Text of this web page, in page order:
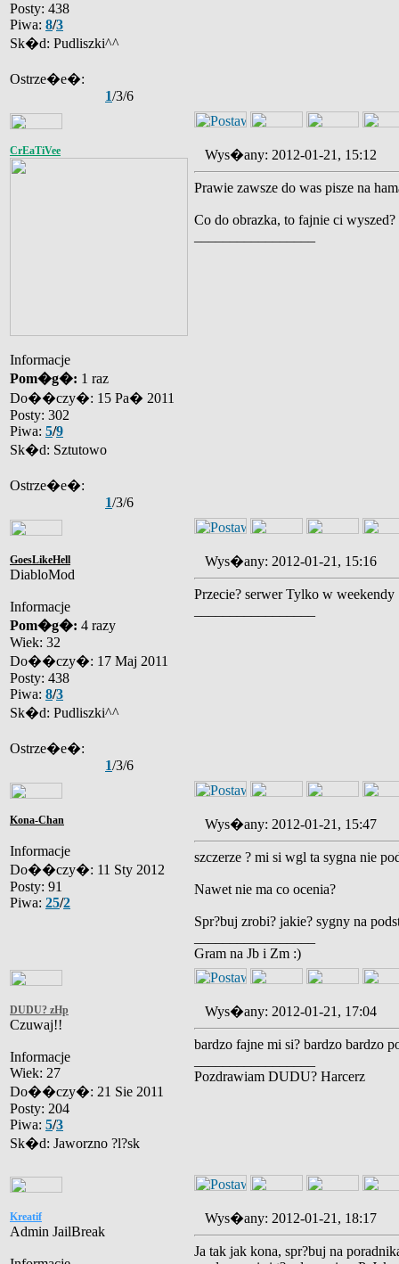
Posty: 438
Piwa: 8/3
Sk�d: Pudliszki^^
Ostrze�e�:
1/3/6
CrEaTiVee
Informacje
Pom�g�: 1 raz
Do��czy�: 15 Pa� 2011
Posty: 302
Piwa: 5/9
Sk�d: Sztutowo
Ostrze�e�:
1/3/6
Wys�any: 2012-01-21, 15:12
Prawie zawsze do was pisze na
Co do obrazka, to fajnie ci wyszed?
GoesLikeHell
DiabloMod
Informacje
Pom�g�: 4 razy
Wiek: 32
Do��czy�: 17 Maj 2011
Posty: 438
Piwa: 8/3
Sk�d: Pudliszki^^
Ostrze�e�:
1/3/6
Wys�any: 2012-01-21, 15:16
Przecie? serwer Tylko w weekendy
Kona-Chan
Informacje
Do��czy�: 11 Sty 2012
Posty: 91
Piwa: 25/2
Wys�any: 2012-01-21, 15:47
szczerze ? mi si wgl ta sygna nie
Nawet nie ma co ocenia?
Spr?buj zrobi? jakie? sygny na
Gram na Jb i Zm :)
DUDU? zHp
Czuwaj!!
Informacje
Wiek: 27
Do��czy�: 21 Sie 2011
Posty: 204
Piwa: 5/3
Sk�d: Jaworzno ?l?sk
Wys�any: 2012-01-21, 17:04
bardzo fajne mi si? bardzo bardzo
Pozdrawiam DUDU? Harcerz
Kreatif
Admin JailBreak
Wys�any: 2012-01-21, 18:17
Ja tak jak kona, spr?buj na